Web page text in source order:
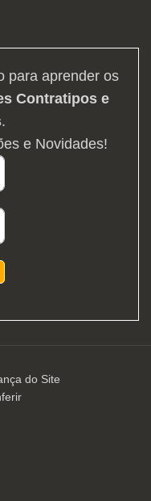
para aprender os
Contratipos e
.
e Novidades!
do Site